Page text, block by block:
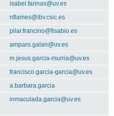
isabel.farinas@uv.es
nflames@ibv.csic.es
pilar.francino@fisabio.es
amparo.galan@uv.es
m.jesus.garcia-murria@uv.es
francisco.garcia-garcia@uv.es
a.barbara.garcia
inmaculada.garcia@uv.es